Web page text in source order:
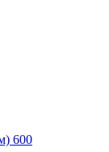
600